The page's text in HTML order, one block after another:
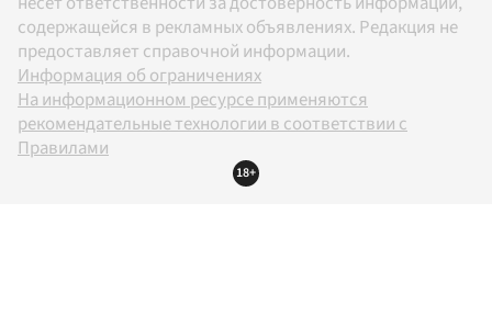
содержащейся в рекламных объявлениях. Редакция не
предоставляет справочной информации.
Информация об ограничениях
На информационном ресурсе применяются
рекомендательные технологии в соответствии с
Правилами
18+